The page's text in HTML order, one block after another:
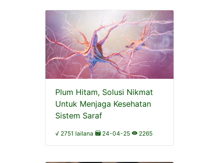
Plum Hitam, Solusi Nikmat
Untuk Menjaga Kesehatan
Sistem Saraf
√ 2751 lailana 24-04-25 2265